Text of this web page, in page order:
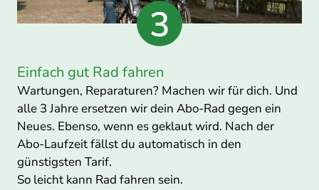
Einfach gut Rad fahren
Wartungen, Reparaturen? Machen wir für dich. Und
alle 3 Jahre ersetzen wir dein Abo-Rad gegen ein
Neues. Ebenso, wenn es geklaut wird. Nach der
Abo-Laufzeit fällst du automatisch in den
günstigsten Tarif.
So leicht kann Rad fahren sein.